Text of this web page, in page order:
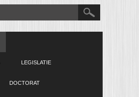
LEGISLATIE
DOCTORAT